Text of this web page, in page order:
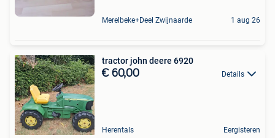
Merelbeke+Deel Zwijnaarde 1 aug 26
tractor john deere 6920
€ 60,00 Details
Herentals Eergisteren